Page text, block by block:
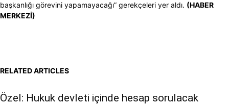
başkanlığı görevini yapamayacağı” gerekçeleri yer aldı. (HABER
MERKEZİ)
RELATED ARTICLES
Özel: Hukuk devleti içinde hesap sorulacak